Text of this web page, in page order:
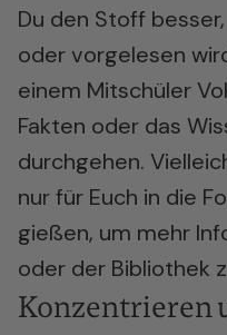
Du den Stoff
oder vorgelesen
einem Mitschüler
Fakten oder das
durchgehen.
nur für Euch in die
gießen, um mehr
oder der Bibliothek
Konzentrieren